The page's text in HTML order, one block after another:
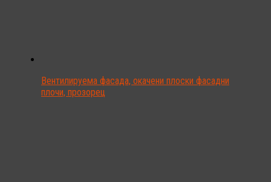
Вентилируема фасада, окачени плоски фасадни
плочи, прозорец